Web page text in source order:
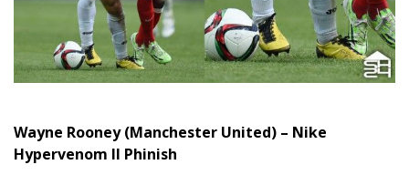
Wayne Rooney (Manchester United) – Nike
Hypervenom II Phinish